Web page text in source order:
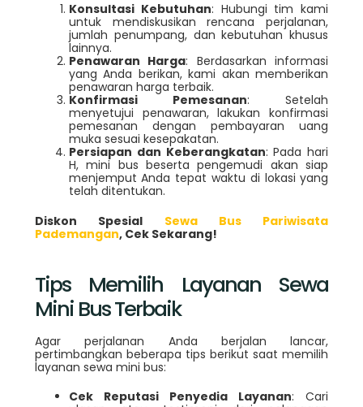
Konsultasi Kebutuhan: Hubungi tim kami
untuk mendiskusikan rencana perjalanan,
jumlah penumpang, dan kebutuhan khusus
lainnya.
Penawaran Harga: Berdasarkan informasi
yang Anda berikan, kami akan memberikan
penawaran harga terbaik.
Konfirmasi Pemesanan: Setelah
menyetujui penawaran, lakukan konfirmasi
pemesanan dengan pembayaran uang
muka sesuai kesepakatan.
Persiapan dan Keberangkatan: Pada hari
H, mini bus beserta pengemudi akan siap
menjemput Anda tepat waktu di lokasi yang
telah ditentukan.
Diskon Spesial Sewa Bus Pariwisata
Pademangan, Cek Sekarang!
Tips Memilih Layanan Sewa
Mini Bus Terbaik
Agar perjalanan Anda berjalan lancar,
pertimbangkan beberapa tips berikut saat memilih
layanan sewa mini bus:
Cek Reputasi Penyedia Layanan: Cari